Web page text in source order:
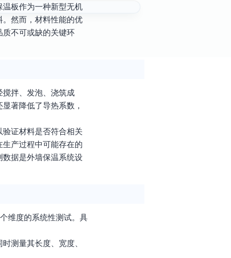
板作为一种新型无机
然而，材料性能的优
不可或缺的关键环
搅拌、发泡、浇筑成
著降低了导热系数，
证材料是否符合相关
产过程中可能存在的
据是外墙保温系统设
维度的系统性测试。具
测量其长度、宽度、